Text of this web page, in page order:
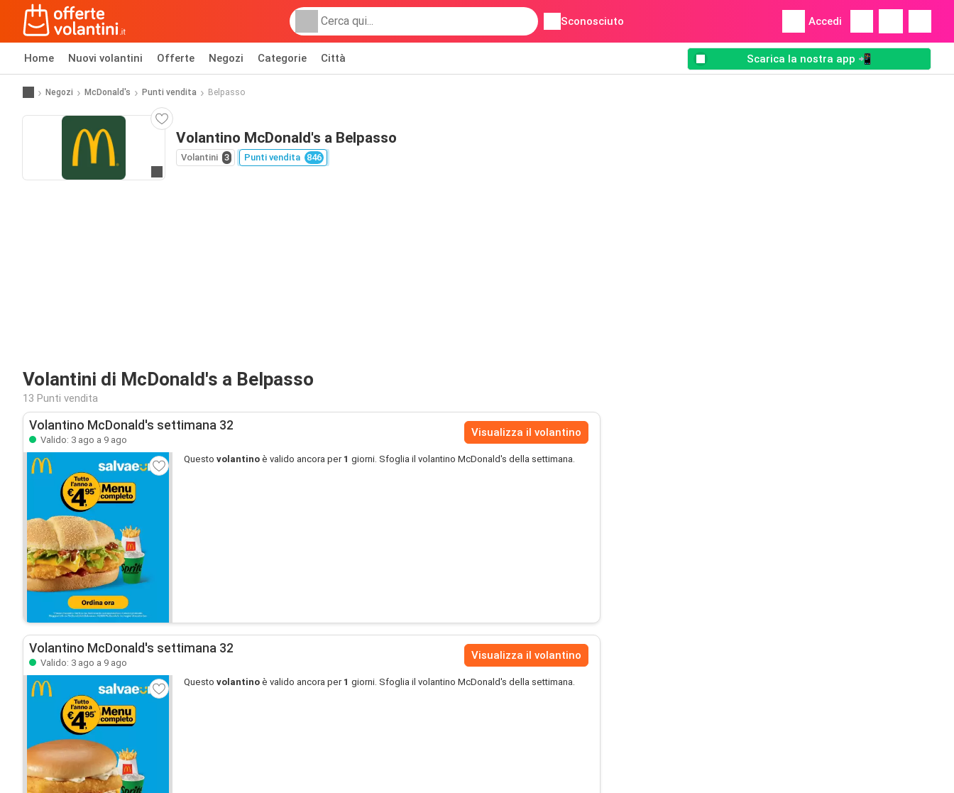
Sconosciuto Accedi
Home Nuovi volantini Offerte Negozi Categorie Città Scarica la nostra app 📲
Negozi McDonald's Punti vendita Belpasso
Volantino McDonald's a Belpasso
Volantini 3 Punti vendita 846
Volantini di McDonald's a Belpasso
13 Punti vendita
Volantino McDonald's settimana 32
Valido: 3 ago a 9 ago
Visualizza il volantino
Questo volantino è valido ancora per 1 giorni. Sfoglia il volantino McDonald's della settimana.
Volantino McDonald's settimana 32
Valido: 3 ago a 9 ago
Visualizza il volantino
Questo volantino è valido ancora per 1 giorni. Sfoglia il volantino McDonald's della settimana.